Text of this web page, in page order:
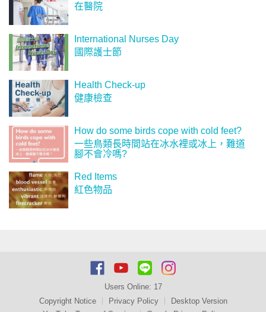
在醫院
International Nurses Day
國際護士節
Health Check-up
健康檢查
How do some birds cope with cold feet?
一些鳥類長時間站在冰水裡或冰上，難道
腳不會冷嗎?
Red Items
紅色物品
Users Online: 17
Copyright Notice
Privacy Policy
Desktop Version